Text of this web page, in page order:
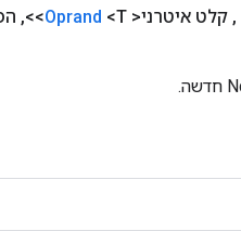
, קלט איטרני< Oprand <T>>
,